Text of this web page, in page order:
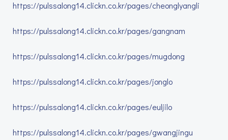
https://pulssalong14.clickn.co.kr/pages/cheonglyangli
https://pulssalong14.clickn.co.kr/pages/gangnam
https://pulssalong14.clickn.co.kr/pages/mugdong
https://pulssalong14.clickn.co.kr/pages/jonglo
https://pulssalong14.clickn.co.kr/pages/euljilo
https://pulssalong14.clickn.co.kr/pages/gwangjingu